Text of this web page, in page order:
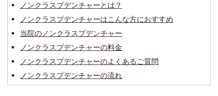
ノンクラスプデンチャーとは？
ノンクラスプデンチャーはこんな方におすすめ
当院のノンクラスプデンチャー
ノンクラスプデンチャーの料金
ノンクラスプデンチャーのよくあるご質問
ノンクラスプデンチャーの流れ